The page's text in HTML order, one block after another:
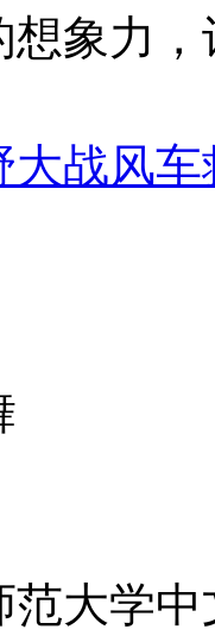
象力
战风
范大学